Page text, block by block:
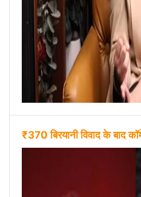
₹370 बिरयानी विवाद के बाद